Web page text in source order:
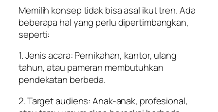
Memilih konsep tidak bisa asal ikut tren. Ada
beberapa hal yang perlu dipertimbangkan,
seperti:
1. Jenis acara: Pernikahan, kantor, ulang
tahun, atau pameran membutuhkan
pendekatan berbeda.
2. Target audiens: Anak-anak, profesional,